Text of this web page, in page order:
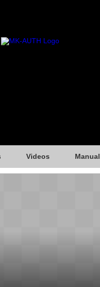
Videos Manual